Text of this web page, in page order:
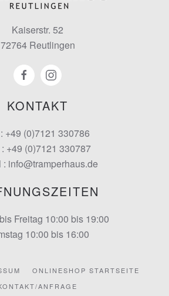
KONTAKT
+49 (0)7121 330786
: +49 (0)7121 330787
: info@tramperhaus.de
Kaiserstr. 52
72764 Reutlingen
Freitag 10:00 bis 19:00
10:00 bis 16:00
ONLINESHOP STARTSEITE
ANFRAGE